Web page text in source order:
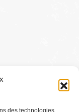
des technologies